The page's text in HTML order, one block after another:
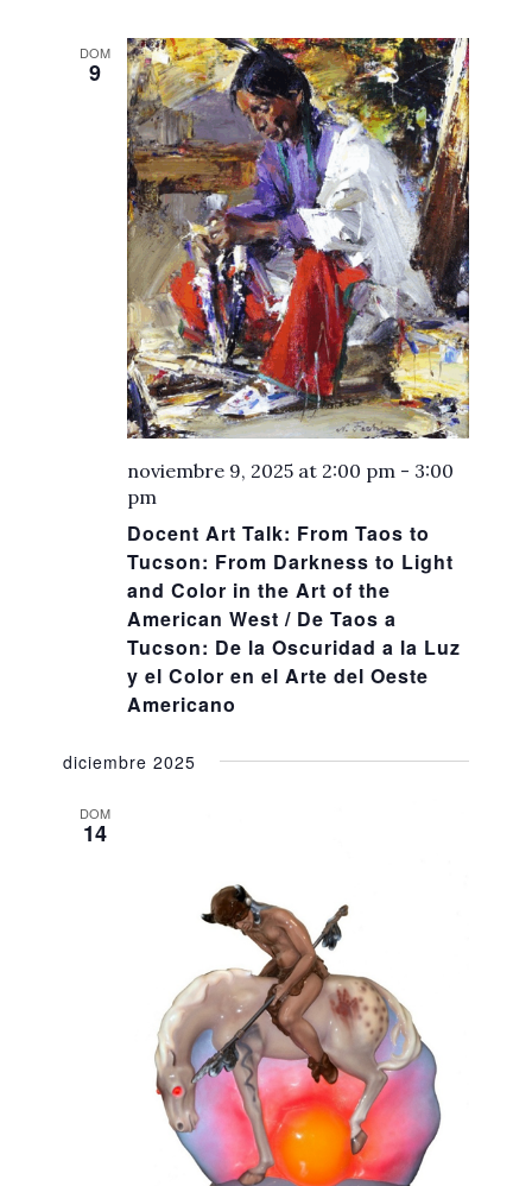
DOM
9
Docent Art Talk: From Taos to
Tucson: From Darkness to Light
and Color in the Art of the
American West / De Taos a
Tucson: De la Oscuridad a la Luz
y el Color en el Arte del Oeste
Americano
noviembre 9, 2025 at 2:00 pm - 3:00
pm
diciembre 2025
DOM
14